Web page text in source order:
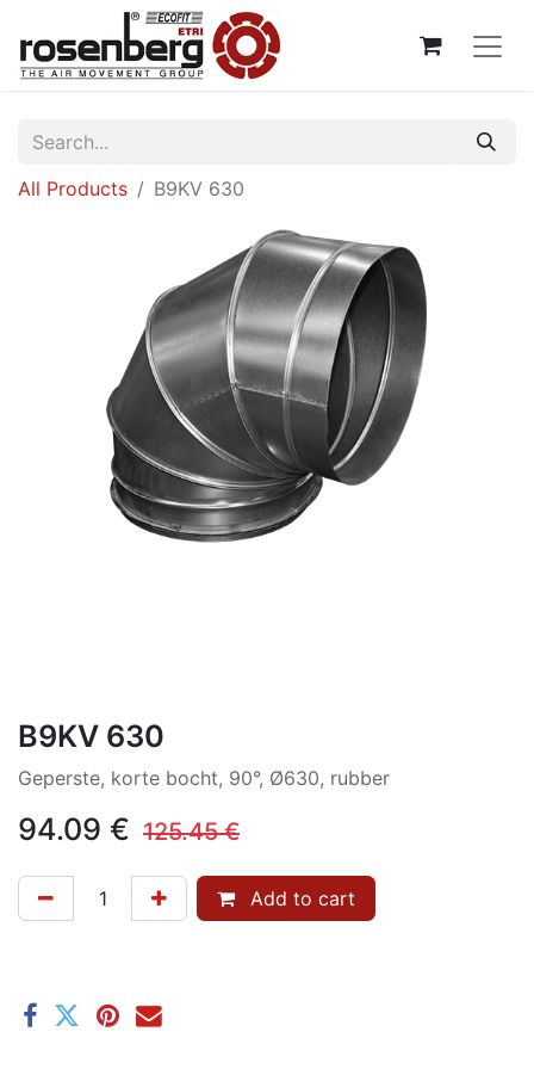
All Products B9KV 630
B9KV 630
Geperste, korte bocht, 90°, Ø630, rubber
94.09 € 125.45€
Add to cart